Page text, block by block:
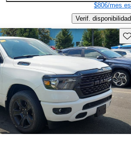
$806/mes
Verif. disponibilidad